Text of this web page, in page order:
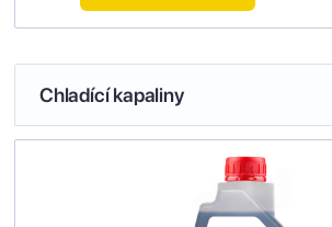
Chladící kapaliny